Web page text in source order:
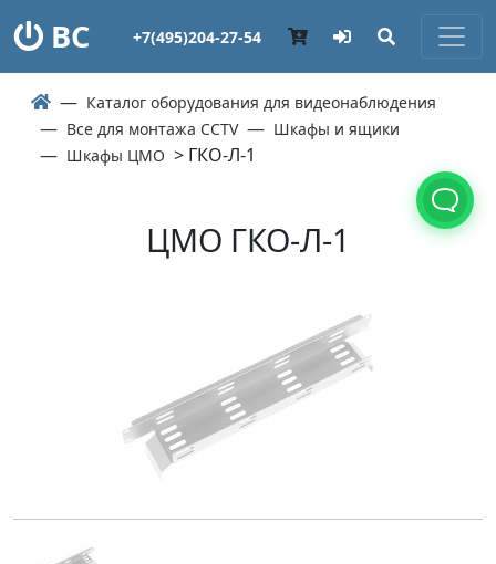
ВС +7(495)204-27-54
Каталог оборудования для видеонаблюдения
Все для монтажа CCTV
Шкафы и ящики
Шкафы ЦМО > ГКО-Л-1
ЦМО ГКО-Л-1